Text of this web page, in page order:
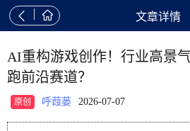
  文章详情
AI重构游戏创作！行业高景
跑前沿赛道？
原创 呼葭蒌 2026-07-07